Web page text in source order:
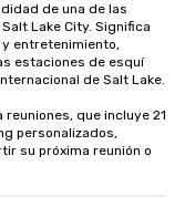
de una de las
Lake City. Significa
entretenimiento,
estaciones de esquí
de Salt Lake.
que incluye 21
personalizados,
su próxima reunión o